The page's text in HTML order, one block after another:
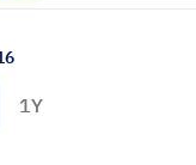
1Y